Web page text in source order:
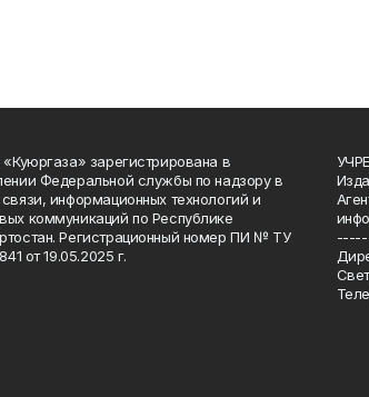
«Куюргаза» зарегистрирована в
Федеральной службы по надзору в
информационных технологий и
коммуникаций по Республике
Регистрационный номер ПИ № ТУ
от 19.05.2025 г.